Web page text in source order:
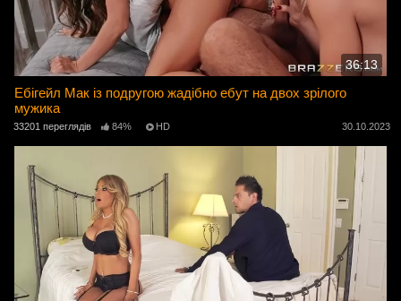
36:13
Ебігейл Мак із подругою жадібно ебут на двох зрілого
мужика
33201 переглядів 84% HD 30.10.2023